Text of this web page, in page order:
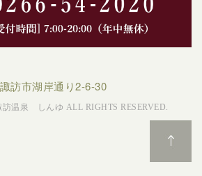
訪市湖岸通り2-6-30
訪温泉 しんゆ ALL RIGHTS RESERVED.